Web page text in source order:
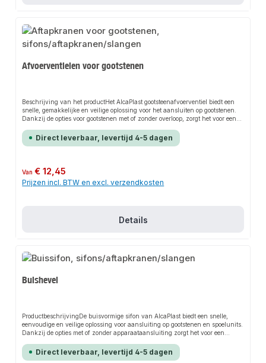
Afvoerventielen voor gootstenen
Beschrijving van het productHet AlcaPlast gootsteenafvoerventiel biedt een
snelle, gemakkelijke en veilige oplossing voor het aansluiten op gootstenen.
Dankzij de opties voor gootstenen met of zonder overloop, zorgt het voor een
Het robuuste ontwerp en de eenvoudige installatie maken dit product een
betrouwbare keuze voor elke installatie.KenmerkenGeschikt voor spoelbakken
levensduurToepassingenSpoelbakkenSpoelunitsProductgegevensMateriaal:
Hoogwaardige kunststofGeschikt voor: Spoelbakken met ø 90mm afvoerMerk:
AlcaPlastBijpassende accessoires en andere producten voor de aansluiting
Direct leverbaar, levertijd 4-5 dagen
Normale prijs:
Van€ 12,45
Prijzen incl. BTW en excl. verzendkosten
Details
Buishevel
ProductbeschrijvingDe buisvormige sifon van AlcaPlast biedt een snelle,
eenvoudige en veilige oplossing voor aansluiting op gootstenen en spoelunits.
Dankzij de opties met of zonder apparaataansluiting zorgt het voor een
installatievereisten aan. Het robuuste ontwerp en de eenvoudige installatie
maken dit product een betrouwbare keuze voor elke
Direct leverbaar, levertijd 4-5 dagen